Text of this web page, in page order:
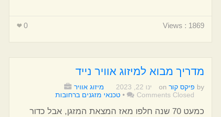
0 Views : 1869
מדריך מבוא למיזוג אוויר נייד
by פיקס קור on ינו 22, 2023
מיזוג אוויר
Comments Closed
• טכנאי מזגנים ברחובות
כמעט 70 שנה חלפו מאז המצאת המזגן, אבל כדור